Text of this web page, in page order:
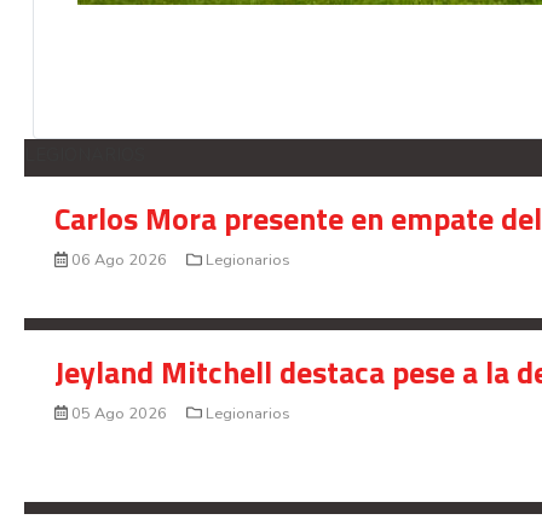
Carlos Mora presente en empate
06 Ago 2026 Legionarios
Jeyland Mitchell destaca pese a la
05 Ago 2026 Legionarios